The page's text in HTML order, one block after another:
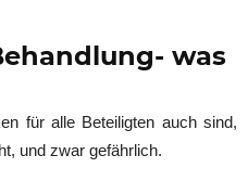
was
für alle Beteiligten auch sind,
und zwar gefährlich.